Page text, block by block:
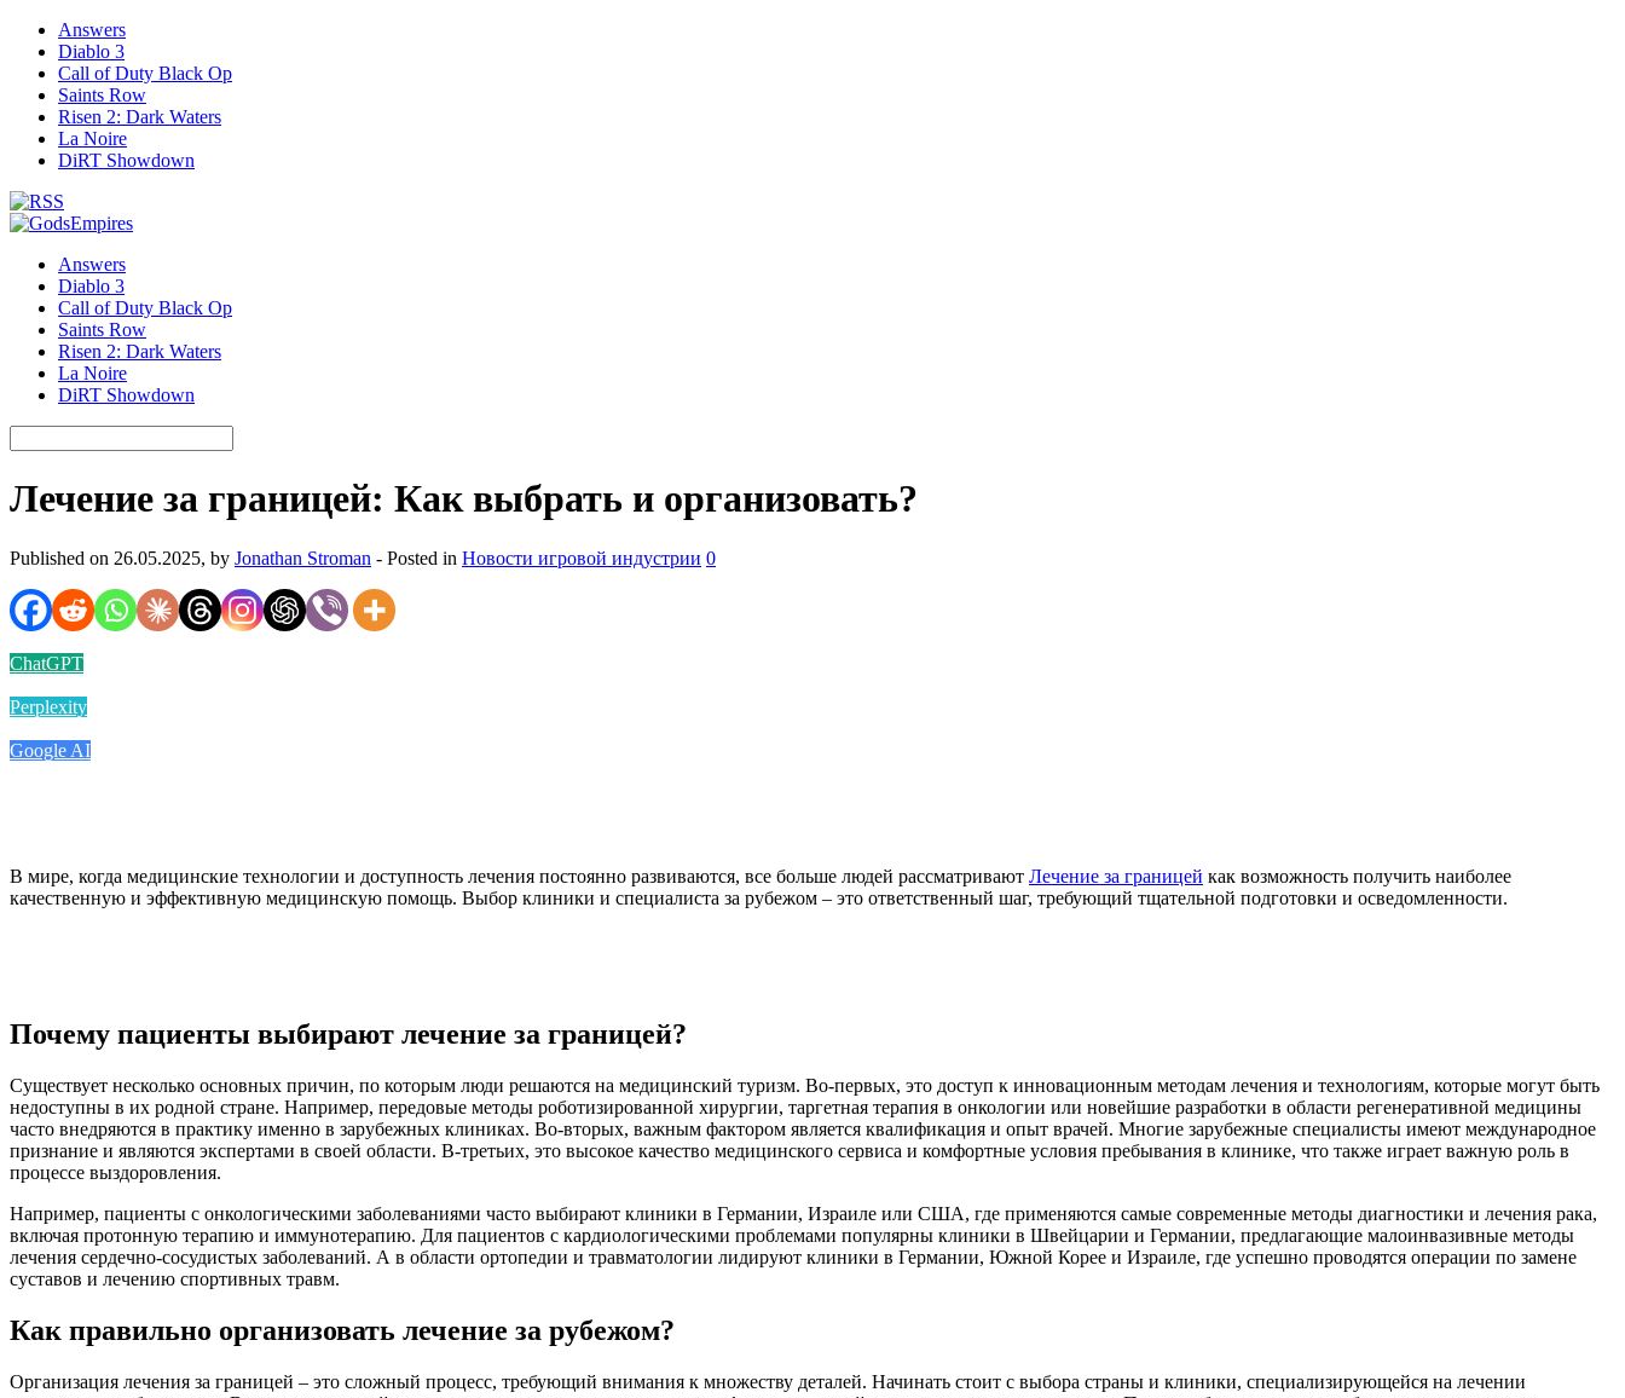
Answers
Diablo 3
Call of Duty Black Op
Saints Row
Risen 2: Dark Waters
La Noire
DiRT Showdown
Answers
Diablo 3
Call of Duty Black Op
Saints Row
Risen 2: Dark Waters
La Noire
DiRT Showdown
Лечение за границей: Как выбрать и организовать?
Published on 26.05.2025, by Jonathan Stroman - Posted in Новости игровой индустрии 0
ChatGPT
Perplexity
Google AI
В мире, когда медицинские технологии и доступность лечения постоянно развиваются, все больше людей рассматривают Лечение за границей как возможность получить наиболее
качественную и эффективную медицинскую помощь. Выбор клиники и специалиста за рубежом – это ответственный шаг, требующий тщательной подготовки и осведомленности.
Почему пациенты выбирают лечение за границей?
Существует несколько основных причин, по которым люди решаются на медицинский туризм. Во-первых, это доступ к инновационным методам лечения и технологиям, которые могут быть
недоступны в их родной стране. Например, передовые методы роботизированной хирургии, таргетная терапия в онкологии или новейшие разработки в области регенеративной медицины
часто внедряются в практику именно в зарубежных клиниках. Во-вторых, важным фактором является квалификация и опыт врачей. Многие зарубежные специалисты имеют международное
признание и являются экспертами в своей области. В-третьих, это высокое качество медицинского сервиса и комфортные условия пребывания в клинике, что также играет важную роль в
процессе выздоровления.
Например, пациенты с онкологическими заболеваниями часто выбирают клиники в Германии, Израиле или США, где применяются самые современные методы диагностики и лечения рака,
включая протонную терапию и иммунотерапию. Для пациентов с кардиологическими проблемами популярны клиники в Швейцарии и Германии, предлагающие малоинвазивные методы
лечения сердечно-сосудистых заболеваний. А в области ортопедии и травматологии лидируют клиники в Германии, Южной Корее и Израиле, где успешно проводятся операции по замене
суставов и лечению спортивных травм.
Как правильно организовать лечение за рубежом?
Организация лечения за границей – это сложный процесс, требующий внимания к множеству деталей. Начинать стоит с выбора страны и клиники, специализирующейся на лечении